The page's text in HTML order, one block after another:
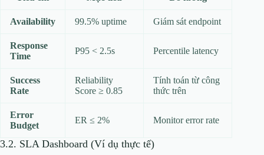
Availability 99.5% uptime Giám sát endpoint
Response
Time
P95 < 2.5s Percentile latency
Success
Rate
Reliability
Score ≥ 0.85
Tính toán từ công
thức trên
Error
Budget
ER ≤ 2% Monitor error rate
3.2. SLA Dashboard (Ví dụ thực tế)